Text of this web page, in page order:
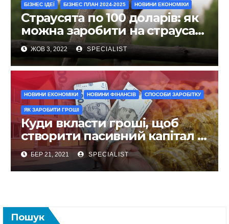
БІЗНЕС ІДЕЇ БІЗНЕС ПЛАН 2024-2025 НОВИНИ ЕКОНОМІКИ
Страусята по 100 доларів: як
можна заробити на страусах
в Україні
ЖОВ 3, 2022 SPECIALIST
НОВИНИ ЕКОНОМІКИ НОВИНИ ФІНАНСІВ СПОСОБИ ЗАРОБІТКУ
ЯК ЗАРОБИТИ ГРОШІ
Куди вкласти гроші, щоб
створити пасивний капітал в
Україні
БЕР 21, 2021 SPECIALIST
Пошук